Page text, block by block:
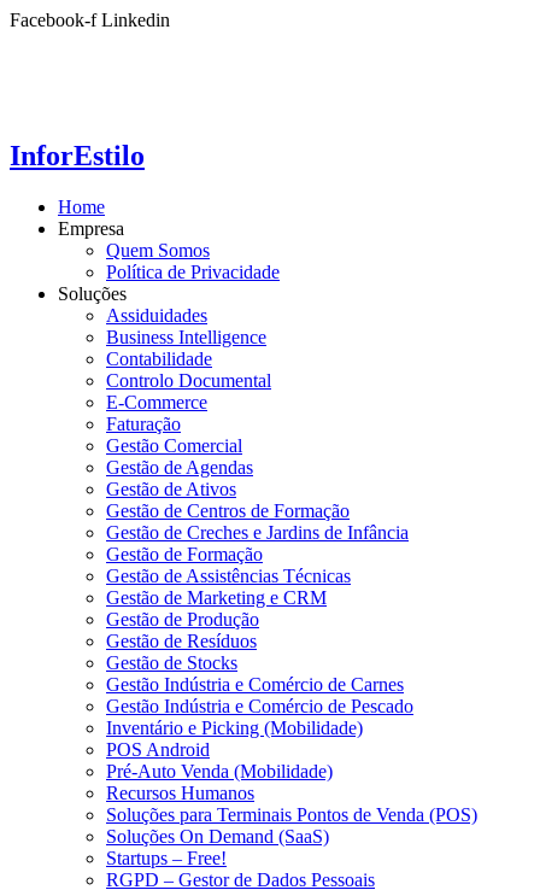
Ir
Facebook-f Linkedin
InforEstilo
Home
Empresa
Quem Somos
Política de Privacidade
Soluções
Assiduidades
Business Intelligence
Contabilidade
Controlo Documental
E-Commerce
Faturação
Gestão Comercial
Gestão de Agendas
Gestão de Ativos
Gestão de Centros de Formação
Gestão de Creches e Jardins de Infância
Gestão de Formação
Gestão de Assistências Técnicas
Gestão de Marketing e CRM
Gestão de Produção
Gestão de Resíduos
Gestão de Stocks
Gestão Indústria e Comércio de Carnes
Gestão Indústria e Comércio de Pescado
Inventário e Picking (Mobilidade)
POS Android
Pré-Auto Venda (Mobilidade)
Recursos Humanos
Soluções para Terminais Pontos de Venda (POS)
Soluções On Demand (SaaS)
Startups – Free!
RGPD – Gestor de Dados Pessoais